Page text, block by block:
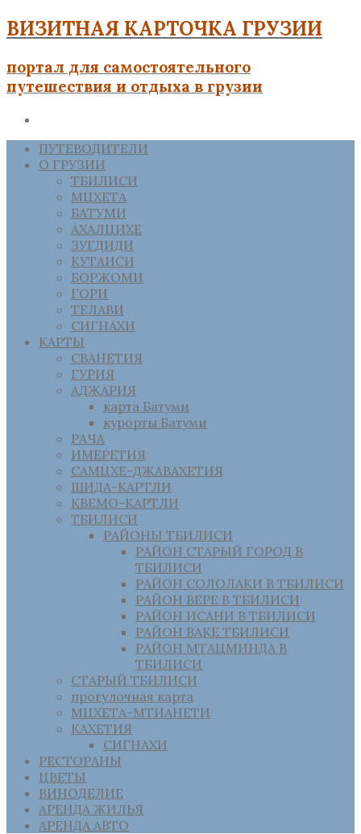
ВИЗИТНАЯ КАРТОЧКА ГРУЗИИ
портал для самостоятельного
путешествия и отдыха в грузии
ПУТЕВОДИТЕЛИ
О ГРУЗИИ
ТБИЛИСИ
МЦХЕТА
БАТУМИ
АХАЛЦИХЕ
ЗУГДИДИ
КУТАИСИ
БОРЖОМИ
ГОРИ
ТЕЛАВИ
СИГНАХИ
КАРТЫ
СВАНЕТИЯ
ГУРИЯ
АДЖАРИЯ
карта Батуми
курорты Батуми
РАЧА
ИМЕРЕТИЯ
САМЦХЕ-ДЖАВАХЕТИЯ
ШИДА-КАРТЛИ
КВЕМО-КАРТЛИ
ТБИЛИСИ
РАЙОНЫ ТБИЛИСИ
РАЙОН СТАРЫЙ ГОРОД В
ТБИЛИСИ
РАЙОН СОЛОЛАКИ В ТБИЛИСИ
РАЙОН ВЕРЕ В ТБИЛИСИ
РАЙОН ИСАНИ В ТБИЛИСИ
РАЙОН ВАКЕ ТБИЛИСИ
РАЙОН МТАЦМИНДА В
ТБИЛИСИ
СТАРЫЙ ТБИЛИСИ
прогулочная карта
МЦХЕТА-МТИАНЕТИ
КАХЕТИЯ
СИГНАХИ
РЕСТОРАНЫ
ЦВЕТЫ
ВИНОДЕЛИЕ
АРЕНДА ЖИЛЬЯ
АРЕНДА АВТО